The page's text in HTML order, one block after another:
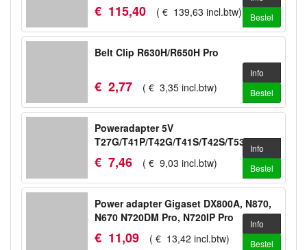
€ 115,40 ( € 139,63 incl.btw)
Bestel
Belt Clip R630H/R650H Pro
€ 2,77 ( € 3,35 incl.btw)
Info
Bestel
Poweradapter 5V
T27G/T41P/T42G/T41S/T42S/T53/T53W/WH64
€ 7,46 ( € 9,03 incl.btw)
Info
Bestel
Power adapter Gigaset DX800A, N870,
N670 N720DM Pro, N720IP Pro
€ 11,09 ( € 13,42 incl.btw)
Info
Bestel